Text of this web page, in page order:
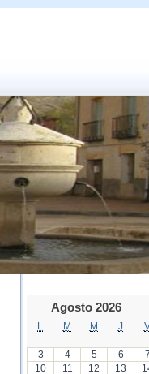
Agosto 2026
M M J
3
4 5 6 7
10
11 12 13